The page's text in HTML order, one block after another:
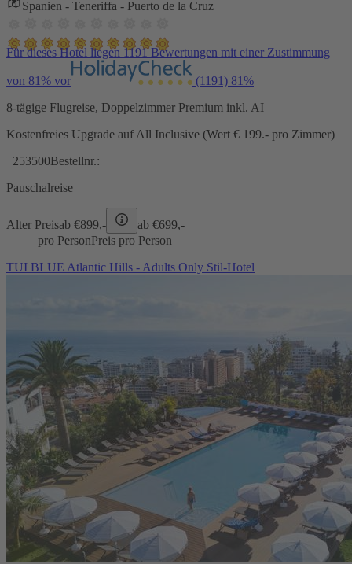
Spanien - Teneriffa - Puerto de la Cruz
Für dieses Hotel liegen 1191 Bewertungen mit einer Zustimmung
von 81% vor (1191) 81%
8-tägige Flugreise, Doppelzimmer Premium inkl. AI
Kostenfreies Upgrade auf All Inclusive (Wert € 199.- pro Zimmer)
253500Bestellnr.:
Pauschalreise
Alter Preisab €899,- ab €699,-
pro PersonPreis pro Person
TUI BLUE Atlantic Hills - Adults Only Stil-Hotel